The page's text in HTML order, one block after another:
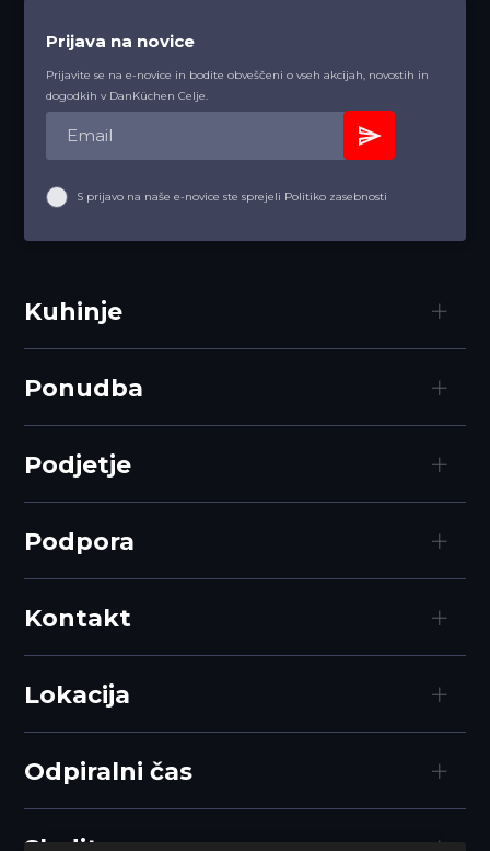
Prijava na novice
Prijavite se na e-novice in bodite obveščeni o vseh akcijah, novostih in
dogodkih v DanKüchen Celje.
S prijavo na naše e-novice ste sprejeli Politiko zasebnosti
Kuhinje
Ponudba
Podjetje
Podpora
Kontakt
Lokacija
Odpiralni čas